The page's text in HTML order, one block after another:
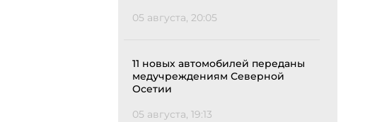
05 августа, 20:05
11 новых автомобилей переданы
медучреждениям Северной
Осетии
05 августа, 19:13